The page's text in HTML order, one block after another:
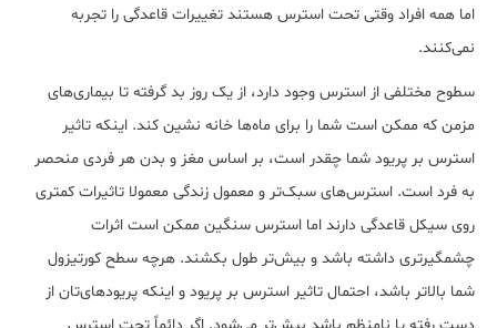
اما همه افراد وقتی تحت استرس هستند تغییرات قاعدگی را تجربه
نمی‌کنند.
سطوح مختلفی از استرس وجود دارد، از یک روز بد گرفته تا بیماری‌های
مزمن که ممکن است شما را برای ماه‌ها خانه نشین کند. اینکه تاثیر
استرس بر پریود شما چقدر است، بر اساس مغز و بدن هر فردی منحصر
به فرد است. استرس‌های سبک‌تر و معمول زندگی معمولا تاثیرات کمتری
روی سیکل قاعدگی دارند اما استرس سنگین ممکن است اثرات
چشمگیرتری داشته باشد و بیش‌تر طول بکشند. هرچه سطح کورتیزول
شما بالاتر باشد، احتمال تاثیر استرس بر پریود و اینکه پریودهای‌تان از